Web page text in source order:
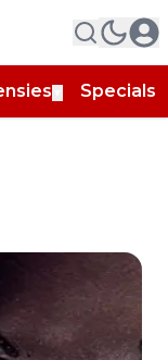
Specials